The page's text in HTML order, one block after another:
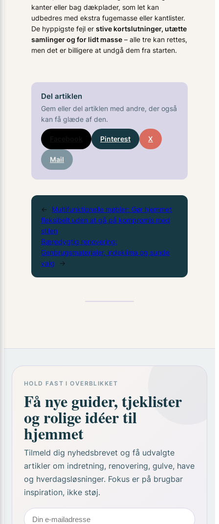
kanter eller bag dækplader, som let kan
udbedres med ekstra fugemasse eller kantlister.
De hyppigste fejl er stive kortslutninger, utætte
samlinger og for lidt masse – alle tre kan rettes,
men det er billigere at undgå dem fra starten.
Del artiklen
Gem eller del artiklen med andre, der også
kan få glæde af den.
Pinterest X
Mail
←
Multifunktionelle møbler: Gør hjemmet
fleksibelt uden at gå på kompromis med
stilen
Bæredygtig renovering:
Genbrugsmaterialer, indeklima og sunde
valg
→
HOLD FAST I OVERBLIKKET
Få nye guider, tjeklister
og rolige idéer til
hjemmet
Tilmeld dig nyhedsbrevet og få udvalgte
artikler om indretning, renovering, gulve, have
og hverdagsløsninger. Fokus er på brugbar
inspiration, ikke støj.